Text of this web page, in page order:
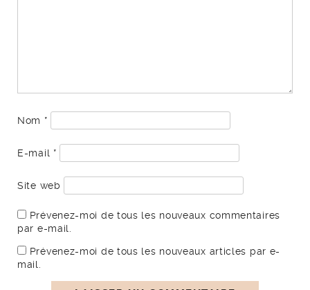
Nom *
E-mail *
Site web
Prévenez-moi de tous les nouveaux commentaires
par e-mail.
Prévenez-moi de tous les nouveaux articles par e-
mail.